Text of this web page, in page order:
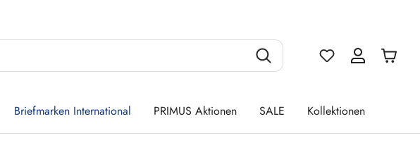
Du hast 0
Briefmarken International PRIMUS Aktionen SALE Kollektionen